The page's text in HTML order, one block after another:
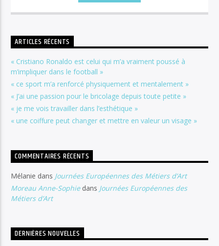
ARTICLES RÉCENTS
« Cristiano Ronaldo est celui qui m’a vraiment poussé à
m’impliquer dans le football »
« ce sport m’a renforcé physiquement et mentalement »
« J’ai une passion pour le bricolage depuis toute petite »
« je me vois travailler dans l’esthétique »
« une coiffure peut changer et mettre en valeur un visage »
COMMENTAIRES RÉCENTS
Mélanie dans Journées Européennes des Métiers d’Art
Moreau Anne-Sophiedans Journées Européennes des
Métiers d’Art
DERNIÈRES NOUVELLES